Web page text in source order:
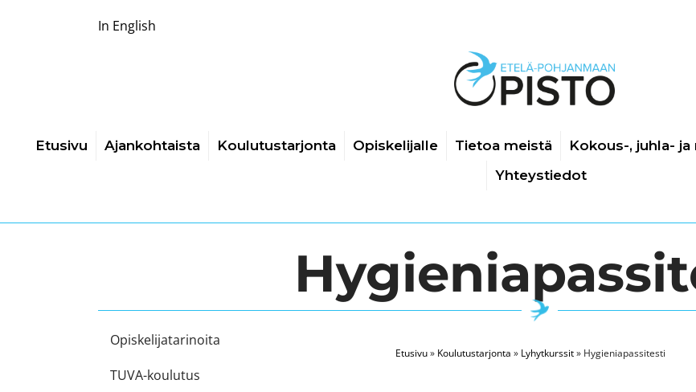
In English
Etusivu Ajankohtaista Koulutustarjonta Opiskelijalle Tietoa meistä Kokous-, juhla-
Yhteystiedot
Opiskelijatarinoita
TUVA-koulutus
Etusivu» Koulutustarjonta » Lyhytkurssit» Hygieniapassitesti